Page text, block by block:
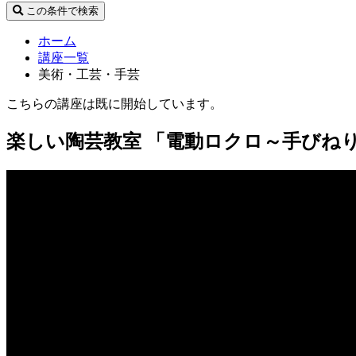
この条件で検索
ホーム
講座一覧
美術・工芸・手芸
こちらの講座は既に開始しています。
楽しい陶芸教室 「電動ロクロ～手びね